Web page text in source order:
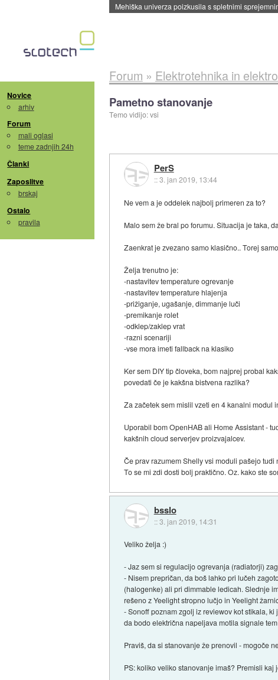
Evropska vesoljska agencija razvija svojo raketo
Novice
arhiv
Forum
mali oglasi
teme zadnjih 24h
Članki
Zaposlitve
brskaj
Ostalo
pravila
Forum » Elektrotehnika in
Pametno stanovanje
Temo vidijo: vsi
PerS
::3. jan 2019, 13:44
Ne vem a je oddelek najbolj primeren za to?
Malo sem že bral po forumu. Situacija je taka,
Zaenkrat je zvezano samo klasično.. Torej
Želja trenutno je:
-nastavitev temperature ogrevanje
-nastavitev temperature hlajenja
-prižiganje, ugašanje, dimmanje luči
-premikanje rolet
-odklep/zaklep vrat
-razni scenariji
-vse mora imeti fallback na klasiko
Ker sem DIY tip človeka, bom najprej probal
povedati če je kakšna bistvena razlika?
Za začetek sem mislil vzeti en 4 kanalni modul
Uporabil bom OpenHAB ali Home Assistant -
kakšnih cloud serverjev proizvajalcev.
Če prav razumem Shelly vsi moduli pašejo
To se mi zdi dosti bolj praktično. Oz. kako ste
bsslo
::3. jan 2019, 14:31
Veliko želja :)
- Jaz sem si regulacijo ogrevanja (radiatorji)
- Nisem prepričan, da boš lahko pri lučeh
(halogenke) ali pri dimmable ledicah. Slednje
rešeno z Yeelight stropno lučjo in Yeelight
- Sonoff poznam zgolj iz reviewov kot stikala,
da bodo električna napeljava motila signale
Praviš, da si stanovanje že prenovil - mogoče
PS: koliko veliko stanovanje imaš? Premisli